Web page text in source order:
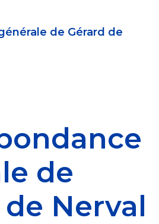
de Gérard de
de
Nerval